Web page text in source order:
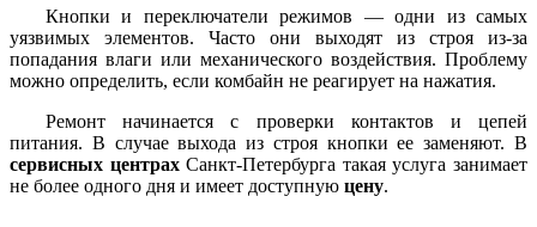
Кнопки и переключатели режимов — одни из самых
уязвимых элементов. Часто они выходят из строя из-за
попадания влаги или механического воздействия. Проблему
можно определить, если комбайн не реагирует на нажатия.
Ремонт начинается с проверки контактов и цепей
питания. В случае выхода из строя кнопки ее заменяют. В
сервисных центрахСанкт-Петербурга такая услуга занимает
не более одного дня и имеет доступную цену.